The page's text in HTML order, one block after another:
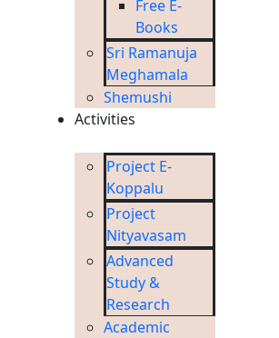
Free E-
Books
Sri Ramanuja
Meghamala
Shemushi
Activities
Project E-
Koppalu
Project
Nityavasam
Advanced
Study &
Research
Academic